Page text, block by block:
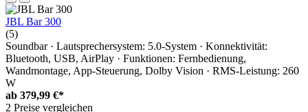
JBL Bar 300
(5)
Soundbar · Lautsprechersystem: 5.0-System · Konnektivität:
Bluetooth, USB, AirPlay · Funktionen: Fernbedienung,
Wandmontage, App-Steuerung, Dolby Vision · RMS-Leistung: 260
W
ab 379,99 €*
2 Preise vergleichen